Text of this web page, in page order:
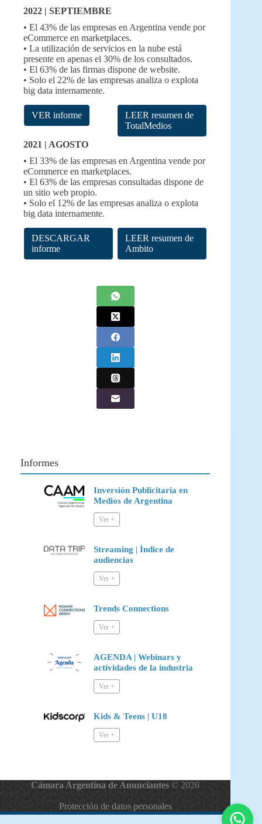
2022 | SEPTIEMBRE
• El 43% de las empresas en Argentina vende por
eCommerce en marketplaces.
• La utilización de servicios en la nube está
presente en apenas el 30% de los consultados.
• El 63% de las firmas dispone de website.
• Solo el 22% de las empresas analiza o explota
big data internamente.
VER informe
LEER resumen de
TotalMedios
2021 | AGOSTO
• El 33% de las empresas en Argentina vende por
eCommerce en marketplaces.
• El 63% de las empresas consultadas dispone de
un sitio web propio.
• Solo el 12% de las empresas analiza o explota
big data internamente.
DESCARGAR
informe
LEER resumen de
Ambito
Informes
Inversión Publicitaria en
Medios de Argentina
Streaming | Índice de
audiencias
Trends Connections
AGENDA | Webinars y
actividades de la industria
Kids & Teens | U18
Cámara Argentina de Anunciantes © 2026
Protección de datos personales